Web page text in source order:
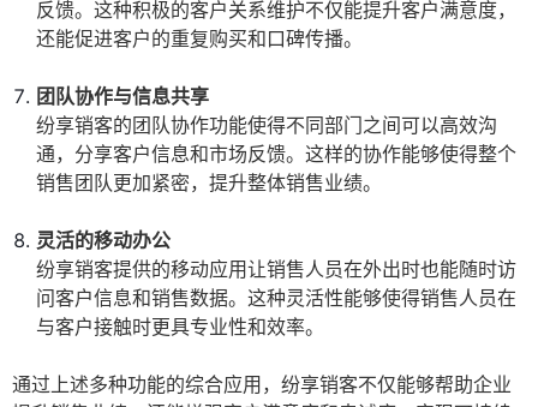
反馈。这种积极的客户关系维护不仅能提升客户满意度，
还能促进客户的重复购买和口碑传播。
团队协作与信息共享
纷享销客的团队协作功能使得不同部门之间可以高效沟
通，分享客户信息和市场反馈。这样的协作能够使得整个
销售团队更加紧密，提升整体销售业绩。
灵活的移动办公
纷享销客提供的移动应用让销售人员在外出时也能随时访
问客户信息和销售数据。这种灵活性能够使得销售人员在
与客户接触时更具专业性和效率。
通过上述多种功能的综合应用，纷享销客不仅能够帮助企业